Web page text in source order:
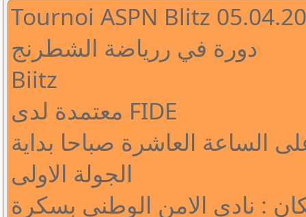
Tournoi ASPN Blitz
دورة في ررياضة الشطرنج
Biitz
معتمدة لدى FIDE
05.04.2026 و على الساعة العاشرة صباحا بداية
الجولة الاولى
: نادي الامن الوطني بسكرة